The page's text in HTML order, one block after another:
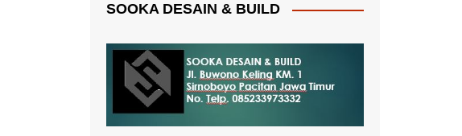
SOOKA DESAIN & BUILD